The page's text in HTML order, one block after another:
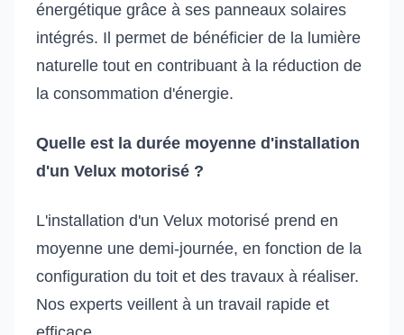
énergétique grâce à ses panneaux solaires
intégrés. Il permet de bénéficier de la lumière
naturelle tout en contribuant à la réduction de
la consommation d'énergie.
Quelle est la durée moyenne d'installation
d'un Velux motorisé ?
L'installation d'un Velux motorisé prend en
moyenne une demi-journée, en fonction de la
configuration du toit et des travaux à réaliser.
Nos experts veillent à un travail rapide et